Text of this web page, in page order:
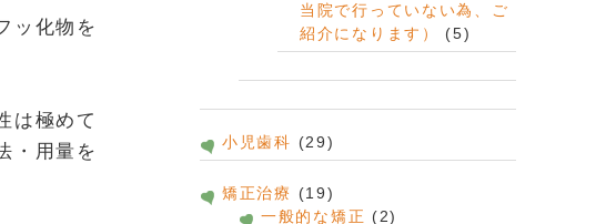
ッ化物を
は極めて
・用量を
当院で行っていない為、ご
紹介になります）
(5)
小児歯科 (29)
矯正治療
(19)
一般的な矯正 (2)